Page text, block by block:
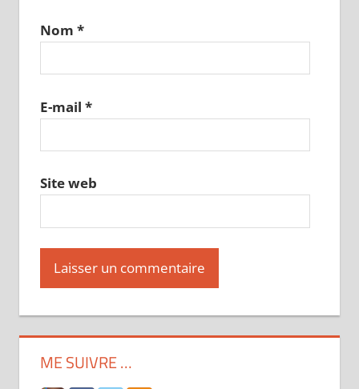
Nom *
E-mail *
Site web
ME SUIVRE …